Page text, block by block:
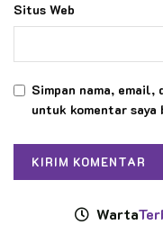
Situs Web
Simpan nama, email,
untuk komentar saya
Warta